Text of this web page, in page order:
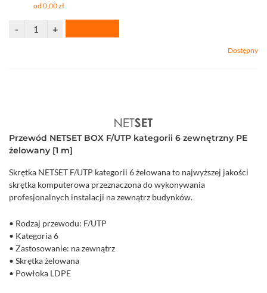
od 0,00 zł
Dostępny
Przewód NETSET BOX F/UTP kategorii 6 zewnętrzny PE
żelowany [1 m]
Skrętka NETSET F/UTP kategorii 6 żelowana to najwyższej jakości
skrętka komputerowa przeznaczona do wykonywania
profesjonalnych instalacji na zewnątrz budynków.
• Rodzaj przewodu: F/UTP
• Kategoria 6
• Zastosowanie: na zewnątrz
• Skrętka żelowana
• Powłoka LDPE